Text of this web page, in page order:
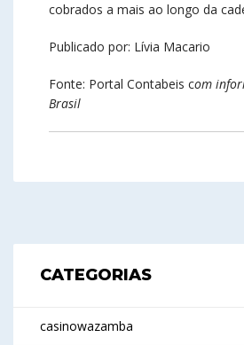
cobrados a mais ao longo da
Publicado por: Lívia Macario
Fonte: Portal Contabeis com
Brasil
CATEGORIAS
casinowazamba